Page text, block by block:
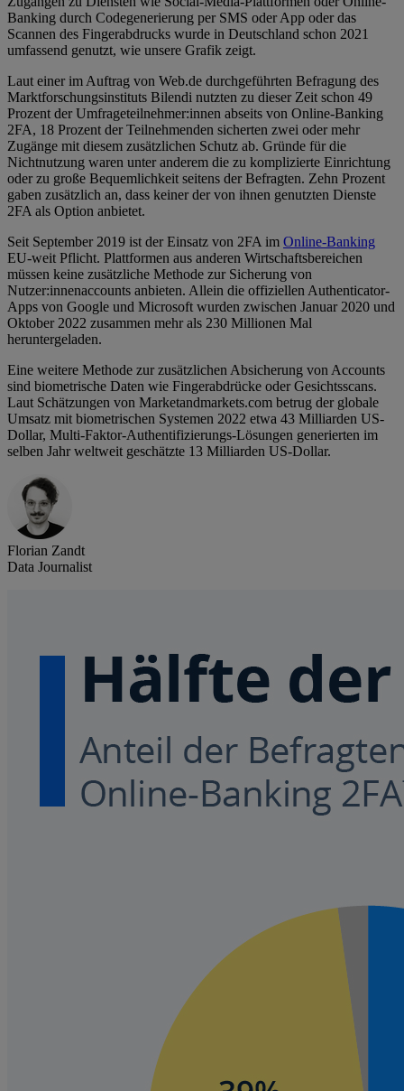
Banking durch Codegenerierung per SMS oder App oder das
Scannen des Fingerabdrucks wurde in Deutschland schon 2021
umfassend genutzt, wie unsere Grafik zeigt.
Laut einer im Auftrag von Web.de durchgeführten Befragung des
Marktforschungsinstituts Bilendi nutzten zu dieser Zeit schon 49
Prozent der Umfrageteilnehmer:innen abseits von Online-Banking
2FA, 18 Prozent der Teilnehmenden sicherten zwei oder mehr
Zugänge mit diesem zusätzlichen Schutz ab. Gründe für die
Nichtnutzung waren unter anderem die zu komplizierte Einrichtung
oder zu große Bequemlichkeit seitens der Befragten. Zehn Prozent
gaben zusätzlich an, dass keiner der von ihnen genutzten Dienste
2FA als Option anbietet.
Seit September 2019 ist der Einsatz von 2FA im Online-Banking
EU-weit Pflicht. Plattformen aus anderen Wirtschaftsbereichen
müssen keine zusätzliche Methode zur Sicherung von
Nutzer:innenaccounts anbieten. Allein die offiziellen Authenticator-
Apps von Google und Microsoft wurden zwischen Januar 2020 und
Oktober 2022 zusammen mehr als 230 Millionen Mal
heruntergeladen.
Eine weitere Methode zur zusätzlichen Absicherung von Accounts
sind biometrische Daten wie Fingerabdrücke oder Gesichtsscans.
Laut Schätzungen von Marketandmarkets.com betrug der globale
Umsatz mit biometrischen Systemen 2022 etwa 43 Milliarden US-
Dollar, Multi-Faktor-Authentifizierungs-Lösungen generierten im
selben Jahr weltweit geschätzte 13 Milliarden US-Dollar.
Florian Zandt
Data Journalist